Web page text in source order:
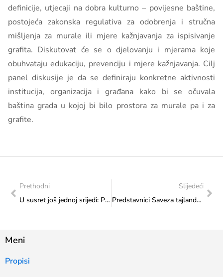
definicije, utjecaji na dobra kulturno – povijesne baštine,
postojeća zakonska regulativa za odobrenja i stručna
mišljenja za murale ili mjere kažnjavanja za ispisivanje
grafita. Diskutovat će se o djelovanju i mjerama koje
obuhvataju edukaciju, prevenciju i mjere kažnjavanja. Cilj
panel diskusije je da se definiraju konkretne aktivnosti
institucija, organizacija i građana kako bi se očuvala
baština grada u kojoj bi bilo prostora za murale pa i za
grafite.
Prethodni
U susret još jednoj srijedi: Paraolimpijac Ismail Barlov, “Kiseljačke mažoretkinje” i ansambl “Rudarske glazbe Kakanj” gosti programa obilježavanja Dana europskog nasljeđa 2023. godine
Slijedeći
Predstavnici Saveza tajlandskog boksa Bosne i Hercegovine uručili zahvalnicu ministrici Vlaisavljević za nesebičnu pomoć i suradnju
Meni
Propisi